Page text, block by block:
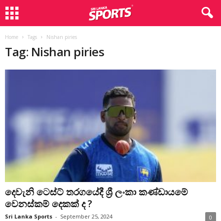
Home Tags Nishan piries
Tag: Nishan piries
දෙවැනි ටෙස්ට් තරගයේදී ශ්‍රී ලංකා කණ්ඩායමේ
වෙනස්කම් දෙකක් ද ?
Sri Lanka Sports - September 25, 2024 0